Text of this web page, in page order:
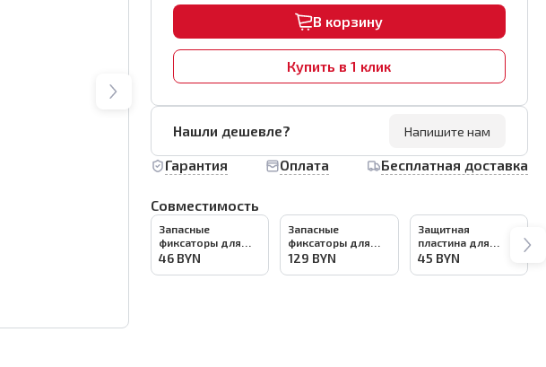
В корзину
Купить в 1 клик
Нашли дешевле? Напишите нам
Гарантия Оплата Бесплатная доставка
Совместимость
Запасные
фиксаторы для
системы
46 BYN
Запасные
фиксаторы для
системы
129 BYN
Защитная
пластина для
системы
45 BYN